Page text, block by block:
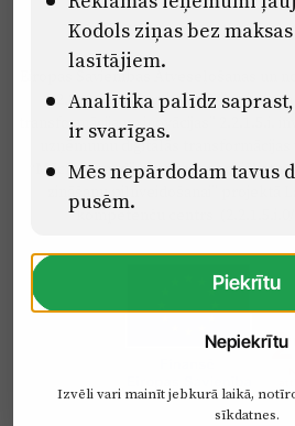
Eiropas Savienības Atveseļošanas un
2.2. reformu un investīciju
transformācija un inovācijas” 2.2.1.5.i.
uzņēmumu digitālās transformācijas
“Mācības mediju nozares speciālistu
zināšanu pilnveidošanai” projektā
kompetenču centrs (2.2.1.5.i.0/
Kodols ziņas bez
lasītājiem.
Analītika palīdz
ir svarīgas.
Mēs nepārdodam tavus
pusēm.
Piekrītu
Nepiekrītu
Izvēli vari mainīt jebkurā laikā,
sīkdatnes.